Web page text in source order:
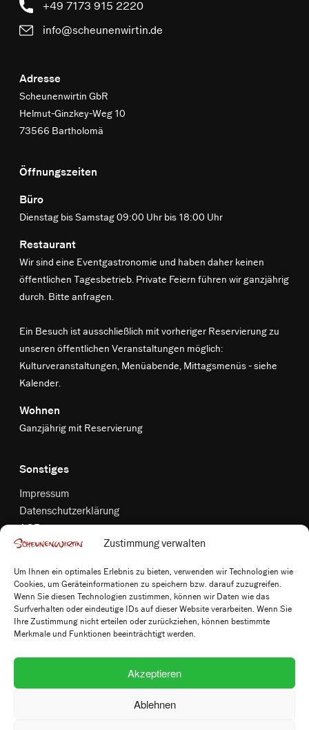
Zustimmung verwalten
Um Ihnen ein optimales Erlebnis zu bieten, verwenden wir Technologien wie
Cookies, um Geräteinformationen zu speichern bzw. darauf zuzugreifen.
Wenn Sie diesen Technologien zustimmen, können wir Daten wie das
Surfverhalten oder eindeutige IDs auf dieser Website verarbeiten. Wenn Sie
Ihre Zustimmung nicht erteilen oder zurückziehen, können bestimmte
Merkmale und Funktionen beeinträchtigt werden.
Akzeptieren
Ablehnen
+49 7173 915 2220
info@scheunenwirtin.de
Adresse
Scheunenwirtin GbR
Helmut-Ginzkey-Weg 10
73566 Bartholomä
Öffnungszeiten
Büro
Dienstag bis Samstag 09:00 Uhr bis 18:00 Uhr
Restaurant
Wir sind eine Eventgastronomie und haben daher keinen
öffentlichen Tagesbetrieb. Private Feiern führen wir ganzjährig
durch. Bitte anfragen.
Ein Besuch ist ausschließlich mit vorheriger Reservierung zu
unseren öffentlichen Veranstaltungen möglich:
Kulturveranstaltungen, Menüabende, Mittagsmenüs -siehe
Kalender.
Wohnen
Ganzjährig mit Reservierung
Sonstiges
Impressum
Datenschutzerklärung
AGB
Widerrufsbelehrung
Bildnachweis
Cookie-Richtlinie (EU)
Vertrag widerrufen
Follow us